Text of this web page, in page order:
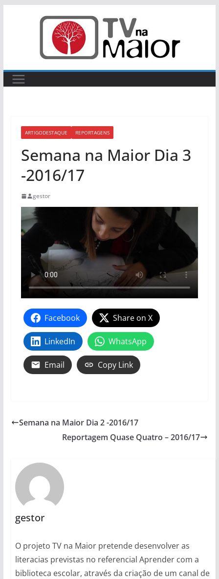
ARTIGODESTAQUE REPORTAGENS
Semana na Maior Dia 3
-2016/17
gestor
Facebook Share on X
LinkedIn WhatsApp
Email Copy Link
Semana na Maior Dia 2 -2016/17
Reportagem Quase Quatro – 2016/17
gestor
O projeto TV na Maior pretende desenvolver as
literacias previstas no referencial Aprender com a
biblioteca escolar, através da criação de um canal de